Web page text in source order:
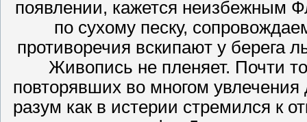
появлении, кажется неизбежным
по сухому песку,
противоречия вскипают у
Живопись не пленяет. Почти
повторявших во многом увлечения
разум как в истерии стремился к